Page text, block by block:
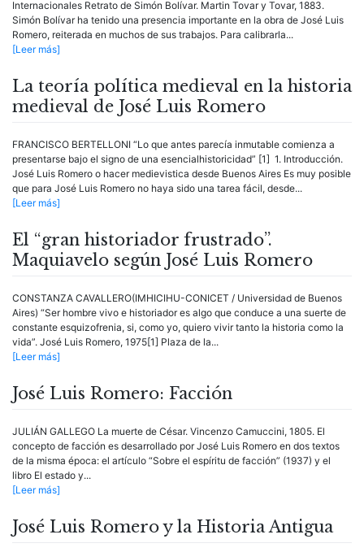
Internacionales Retrato de Simón Bolívar. Martin Tovar y Tovar, 1883.
Simón Bolívar ha tenido una presencia importante en la obra de José Luis
Romero, reiterada en muchos de sus trabajos. Para calibrarla...
[Leer más]
La teoría política medieval en la historia
medieval de José Luis Romero
FRANCISCO BERTELLONI “Lo que antes parecía inmutable comienza a
presentarse bajo el signo de una esencialhistoricidad” [1] 1. Introducción.
José Luis Romero o hacer medievistica desde Buenos Aires Es muy posible
que para José Luis Romero no haya sido una tarea fácil, desde...
[Leer más]
El “gran historiador frustrado”.
Maquiavelo según José Luis Romero
CONSTANZA CAVALLERO(IMHICIHU-CONICET / Universidad de Buenos
Aires) “Ser hom­bre vivo e historiador es algo que conduce a una suerte de
cons­­tante esquizofrenia, si, como yo, quiero vivir tanto la his­toria como la
vida”. José Luis Romero, 1975[1] Plaza de la...
[Leer más]
José Luis Romero: Facción
JULIÁN GALLEGO La muerte de César. Vincenzo Camuccini, 1805. El
concepto de facción es desarrollado por José Luis Romero en dos textos
de la misma época: el artículo “Sobre el espíritu de facción” (1937) y el
libro El estado y...
[Leer más]
José Luis Romero y la Historia Antigua